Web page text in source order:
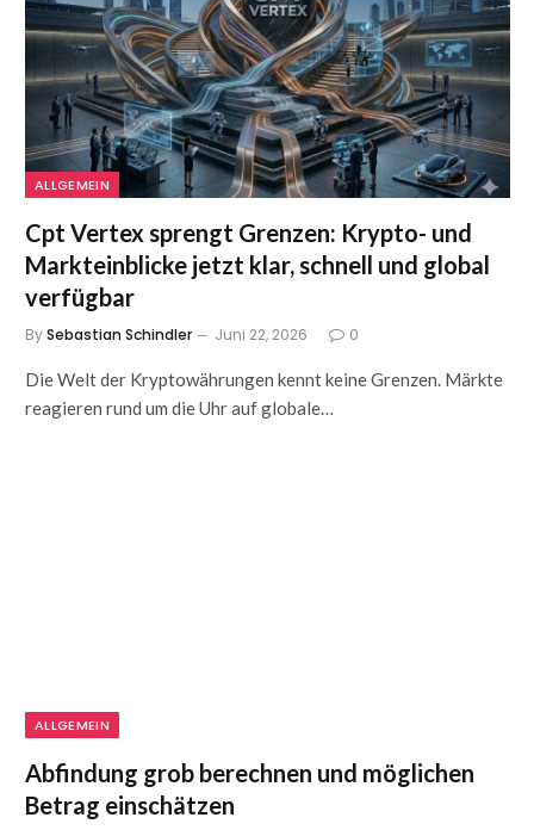
ALLGEMEIN
Cpt Vertex sprengt Grenzen: Krypto- und
Markteinblicke jetzt klar, schnell und global
verfügbar
BySebastian Schindler Juni 22, 2026 0
Die Welt der Kryptowährungen kennt keine Grenzen. Märkte
reagieren rund um die Uhr auf globale…
ALLGEMEIN
Abfindung grob berechnen und möglichen
Betrag einschätzen